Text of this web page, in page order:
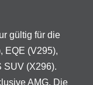
gültig für die
EQE (V295),
SUV (X296).
AMG. Die